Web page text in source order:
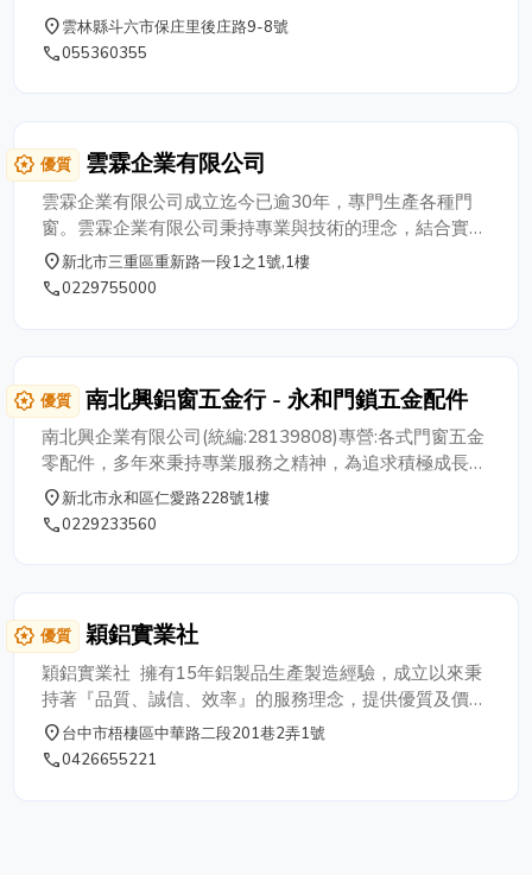
place雲林縣斗六市保庄里後庄路9-8號
phone055360355
award_star 優質 雲霖企業有限公司
雲霖企業有限公司成立迄今已逾30年，專門生產各種門
窗。雲霖企業有限公司秉持專業與技術的理念，結合實
用、美觀、典雅、品味，開創金屬門的藝術時代，此外不
斷研發改進，我們的品質保證就是給予您的最大信心，雲
place新北市三重區重新路一段1之1號,1樓
phone0229755000
award_star 優質 南北興鋁窗五金行 - 永和門鎖五金配件
南北興企業有限公司(統編:28139808)專營:各式門窗五金
零配件，多年來秉持專業服務之精神，為追求積極成長而
努力，因而在業界奠定豐富紮實的基礎，許多客戶由買賣
關係進而發展而成為朋友，有時甚至於還會幫忙介紹新的
客戶。絕對不以誇大、不實的態度來烘托低廉的價格；提
供最優良的品質，最實在的價格，是我們絕對不變的堅貞
信念。 ★營業項目繁多☎️歡迎蒞臨或來電洽詢 各種門鎖
五金配件、五金把手、門閂、門栓、門鎖、鎖心、大門
鎖、木門鎖、水平鎖、把手鎖、防盜鎖、密碼鎖、喇叭
鎖、陰極鎖、陽極鎖、輔助鎖、地鉸鏈、防盜鏈、連動
place新北市永和區仁愛路228號1樓
phone0229233560
award_star 優質 穎鋁實業社
穎鋁實業社 擁有15年鋁製品生產製造經驗，成立以來秉
持著『品質、誠信、效率』的服務理念，提供優質及價格
合理的鋁製品。是專業的鋁擠型工廠。專門生產製造各式
鋁擠型 鋁擠型零配件、鋁擠型框架、骨架組立、各式壓
place台中市梧棲區中華路二段201巷2弄1號
phone0426655221